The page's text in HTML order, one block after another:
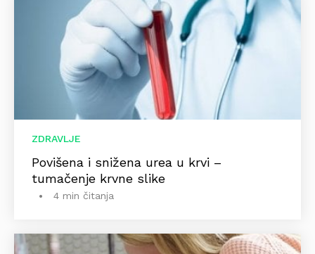
ZDRAVLJE
Povišena i snižena urea u krvi –
tumačenje krvne slike
4 min čitanja